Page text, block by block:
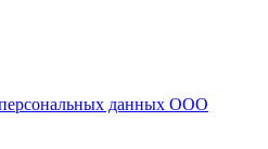
данных ООО